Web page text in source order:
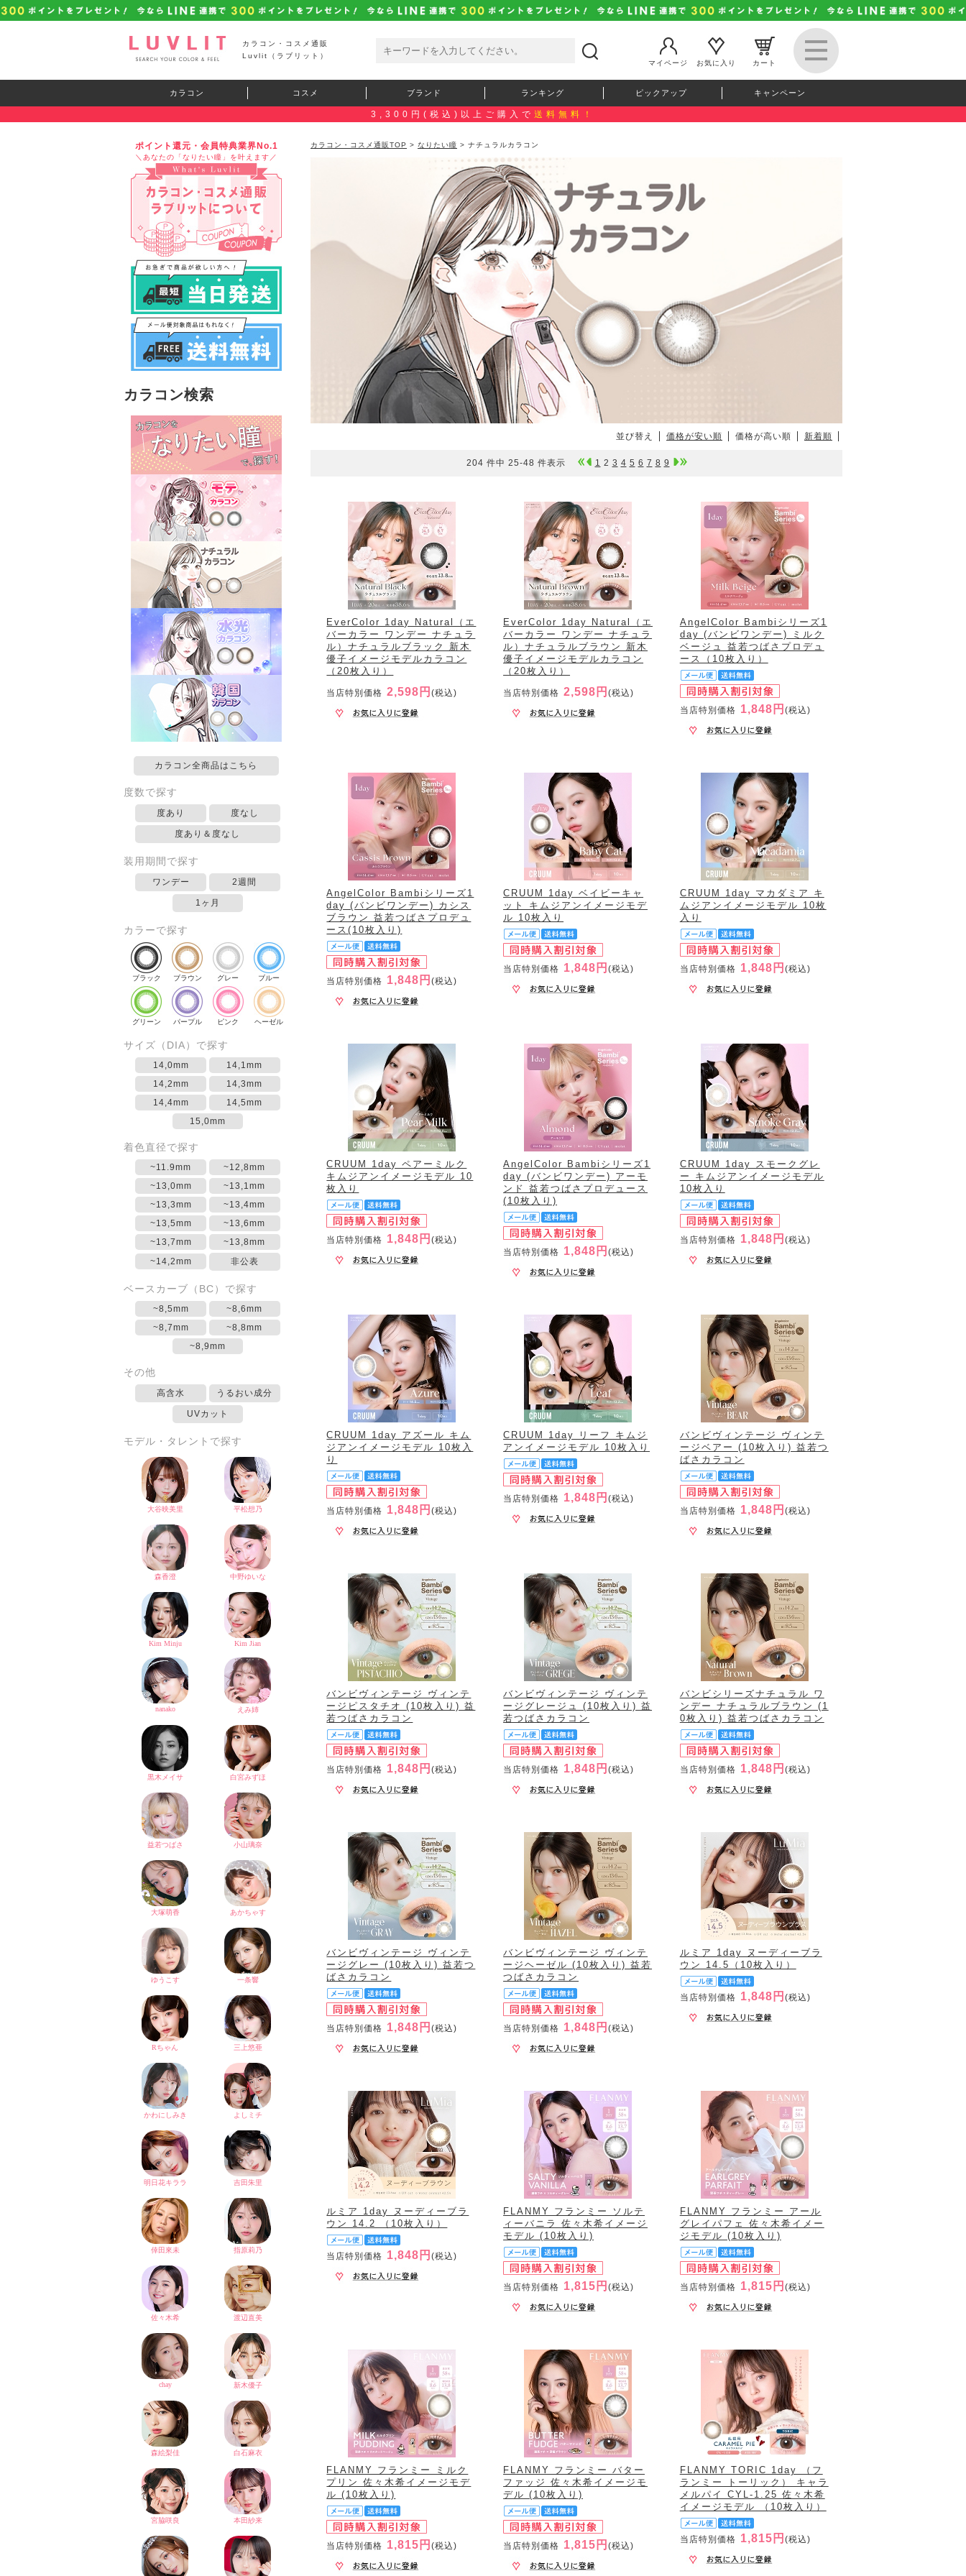
カラコン・コスメ通販
Luvlit（ラブリット）
マイページ
お気に入り カート
カラコン コスメ ブランド ランキング ピックアップ キャンペーン
3,300円(税込)以上ご購入で 送料無料！
ポイント還元・会員特典業界No.1
＼あなたの「なりたい瞳」を叶えます／
カラコン検索
カラコン全商品はこちら
度数で探す
度あり 度なし
度あり＆度なし
装用期間で探す
ワンデー 2週間
1ヶ月
カラーで探す
ブラック ブラウン グレー ブルー
グリーン パープル ピンク ヘーゼル
サイズ（DIA）で探す
14,0mm
14,1mm
14,2mm
14,3mm
14,4mm
14,5mm
15,0mm
着色直径で探す
~11.9mm
~12,8mm
~13,0mm
~13,1mm
~13,3mm
~13,4mm
~13,5mm
~13,6mm
~13,7mm
~13,8mm
~14,2mm
非公表
ベースカーブ（BC）で探す
~8,5mm
~8,6mm
~8,7mm
~8,8mm
~8,9mm
その他
高含水 うるおい成分
UVカット
モデル・タレントで探す
カラコン・コスメ通販TOP > なりたい瞳 > ナチュラルカラコン
並び替え 価格が安い順 価格が高い順 新着順
204 件中 25-48 件表示 1 2 3 4 5 6 7 8 9
EverColor 1day Natural（エ
バーカラー ワンデー ナチュラ
ル）ナチュラルブラック 新木
優子イメージモデルカラコン
（20枚入り）
当店特別価格 2,598円(税込)
EverColor 1day Natural（エ
バーカラー ワンデー ナチュラ
ル）ナチュラルブラウン 新木
優子イメージモデルカラコン
（20枚入り）
当店特別価格 2,598円(税込)
AngelColor Bambiシリーズ1
day (バンビワンデー) ミルク
ベージュ 益若つばさプロデュ
ース（10枚入り）
当店特別価格 1,848円 (税込)
AngelColor Bambiシリーズ1
day (バンビワンデー) カシス
ブラウン 益若つばさプロデュ
ース(10枚入り)
当店特別価格 1,848円(税込)
CRUUM 1day ベイビーキャ
ット キムジアンイメージモデ
ル 10枚入り
当店特別価格 1,848円(税込)
CRUUM 1day マカダミア キ
ムジアンイメージモデル 10枚
入り
当店特別価格 1,848円 (税込)
CRUUM 1day ペアーミルク
キムジアンイメージモデル 10
枚入り
当店特別価格 1,848円(税込)
AngelColor Bambiシリーズ1
day (バンビワンデー) アーモ
ンド 益若つばさプロデュース
(10枚入り)
当店特別価格 1,848円(税込)
CRUUM 1day スモークグレ
ー キムジアンイメージモデル
10枚入り
当店特別価格 1,848円 (税込)
CRUUM 1day アズール キム
ジアンイメージモデル 10枚入
り
当店特別価格 1,848円(税込)
CRUUM 1day リーフ キムジ
アンイメージモデル 10枚入り
当店特別価格 1,848円(税込)
バンビヴィンテージ ヴィンテ
ージベアー (10枚入り) 益若つ
ばさカラコン
当店特別価格 1,848円 (税込)
バンビヴィンテージ ヴィンテ
ージピスタチオ (10枚入り) 益
若つばさカラコン
当店特別価格 1,848円(税込)
バンビヴィンテージ ヴィンテ
ージグレージュ (10枚入り) 益
若つばさカラコン
当店特別価格 1,848円(税込)
バンビシリーズナチュラル ワ
ンデー ナチュラルブラウン (1
0枚入り) 益若つばさカラコン
当店特別価格 1,848円 (税込)
バンビヴィンテージ ヴィンテ
ージグレー (10枚入り) 益若つ
ばさカラコン
当店特別価格 1,848円(税込)
バンビヴィンテージ ヴィンテ
ージヘーゼル (10枚入り) 益若
つばさカラコン
当店特別価格 1,848円(税込)
ルミア 1day ヌーディーブラ
ウン 14.5（10枚入り）
当店特別価格 1,848円 (税込)
ルミア 1day ヌーディーブラ
ウン 14.2 （10枚入り）
当店特別価格 1,848円(税込)
FLANMY フランミー ソルテ
ィーバニラ 佐々木希イメージ
モデル (10枚入り)
当店特別価格 1,815円(税込)
FLANMY フランミー アール
グレイパフェ 佐々木希イメー
ジモデル (10枚入り)
当店特別価格 1,815円 (税込)
FLANMY フランミー ミルク
プリン 佐々木希イメージモデ
ル (10枚入り)
当店特別価格 1,815円(税込)
FLANMY フランミー バター
ファッジ 佐々木希イメージモ
デル (10枚入り)
当店特別価格 1,815円(税込)
FLANMY TORIC 1day （フ
ランミー トーリック） キャラ
メルパイ CYL-1.25 佐々木希
イメージモデル （10枚入り）
当店特別価格 1,815円 (税込)